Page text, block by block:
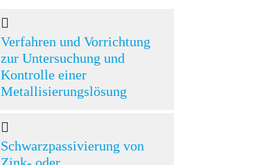
Verfahren und Vorrichtung
zur Untersuchung und
Kontrolle einer
Metallisierungslösung
Schwarzpassivierung von